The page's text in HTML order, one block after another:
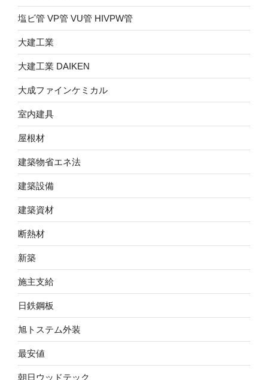
塩ビ管 VP管 VU管 HIVPW管
大建工業
大建工業 DAIKEN
大成ファインケミカル
室内建具
屋根材
建築物省エネ法
建築設備
建築資材
断熱材
新築
施主支給
日鉄鋼板
旭トステム外装
最安値
朝日ウッドテック